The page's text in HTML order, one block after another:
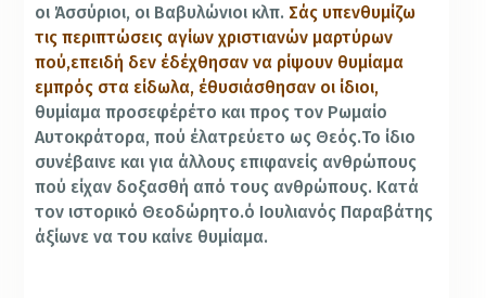
οι Άσσύριοι, οι Βαβυλώνιοι κλπ. Σάς υπενθυμίζω
τις περιπτώσεις αγίων χριστιανών μαρτύρων
πού,επειδή δεν έδέχθησαν να ρίψουν θυμίαμα
εμπρός στα είδωλα, έθυσιάσθησαν οι ίδιοι,
θυμίαμα προσεφέρέτο και προς τον Ρωμαίο
Αυτοκράτορα, πού έλατρεύετο ως Θεός.Το ίδιο
συνέβαινε και για άλλους επιφανείς ανθρώπους
πού είχαν δοξασθή από τους ανθρώπους. Κατά
τον ιστορικό Θεοδώρητο.ό Ιουλιανός Παραβάτης
άξίωνε να του καίνε θυμίαμα.